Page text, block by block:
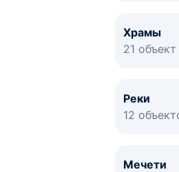
Храмы
21 объект
Реки
12
Мечети